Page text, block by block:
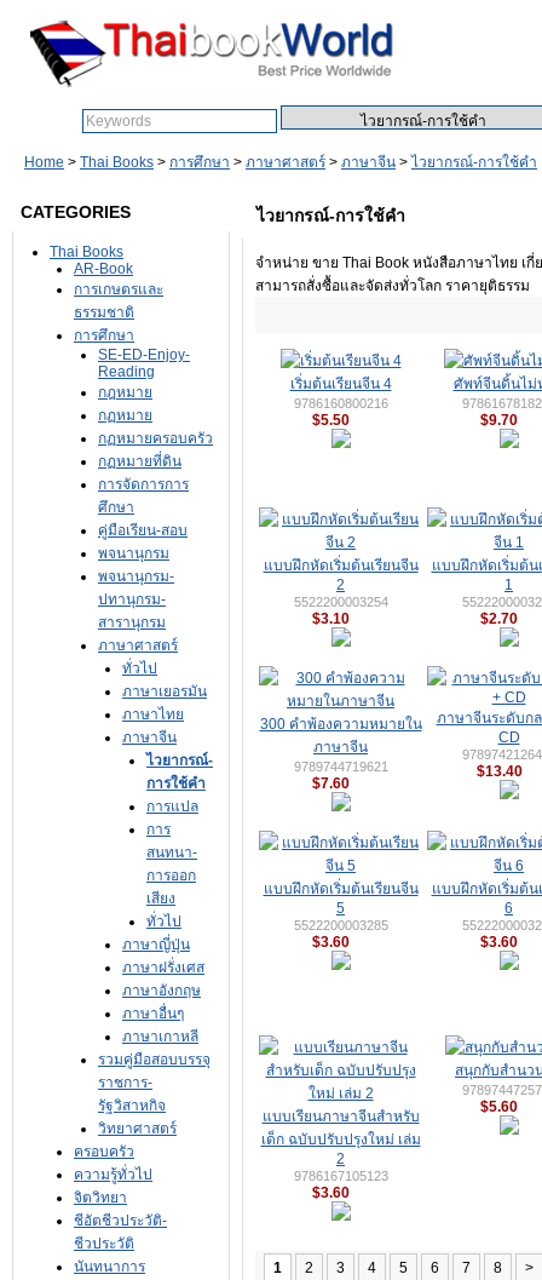
Home > Thai Books > การศึกษา > ภาษาศาสตร์ > ภาษาจีน > ไวยากรณ์-การใช้คำ
CATEGORIES
Thai Books
AR-Book
การเกษตรและ
ธรรมชาติ
การศึกษา
SE-ED-Enjoy-
Reading
กฎหมาย
กฏหมาย
กฏหมายครอบครัว
กฏหมายที่ดิน
การจัดการการ
ศึกษา
คู่มือเรียน-สอบ
พจนานุกรม
พจนานุกรม-
ปทานุกรม-
สารานุกรม
ภาษาศาสตร์
ทั่วไป
ภาษาเยอรมัน
ภาษาไทย
ภาษาจีน
ไวยากรณ์-
การใช้คำ
การแปล
การ
สนทนา-
การออก
เสียง
ทั่วไป
ภาษาญี่ปุ่น
ภาษาฝรั่งเศส
ภาษาอังกฤษ
ภาษาอื่นๆ
ภาษาเกาหลี
รวมคู่มือสอบบรรจุ
ราชการ-
รัฐวิสาหกิจ
วิทยาศาสตร์
ครอบครัว
ความรู้ทั่วไป
จิตวิทยา
ชีอัตชีวประวัติ-
ชีวประวัติ
นันทนาการ
ไวยากรณ์-การใช้คำ
จำหน่าย ขาย Thai Book หนังสือภาษาไทย เ
สามารถสั่งซื้อและจัดส่งทั่วโลก ราคายุติธรรม
เริ่มต้นเรียนจีน 4
9786160800216
$5.50
ศัพท์จีนดิ้นไม่
$9.70
แบบฝึกหัดเริ่มต้นเรียนจีน
2
5522200003254
$3.10
แบบฝึกหัดเริ่มต้น
1
$2.70
300 คำพ้องความหมายใน
ภาษาจีน
9789744719621
$7.60
ภาษาจีนระดับกล
CD
$13.40
แบบฝึกหัดเริ่มต้นเรียนจีน
5
5522200003285
$3.60
แบบฝึกหัดเริ่มต้น
6
$3.60
แบบเรียนภาษาจีนสำหรับ
เด็ก ฉบับปรับปรุงใหม่ เล่ม
2
9786167105123
$3.60
สนุกกับสำนว
$5.60
1 2 3 4 5 6 7 8 >